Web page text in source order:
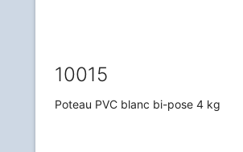
10015
Poteau PVC blanc bi-pose 4 kg